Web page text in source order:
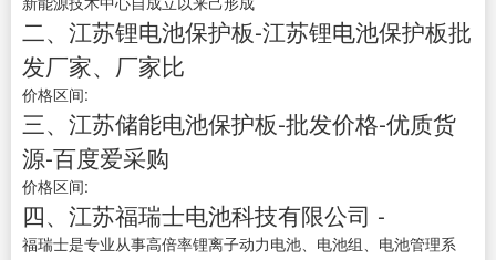
二、江苏锂电池保护板-江苏锂电池保护板批
发厂家、厂家比
价格区间:
三、江苏储能电池保护板-批发价格-优质货
源-百度爱采购
价格区间:
四、江苏福瑞士电池科技有限公司 -
福瑞士是专业从事高倍率锂离子动力电池、电池组、电池管理系